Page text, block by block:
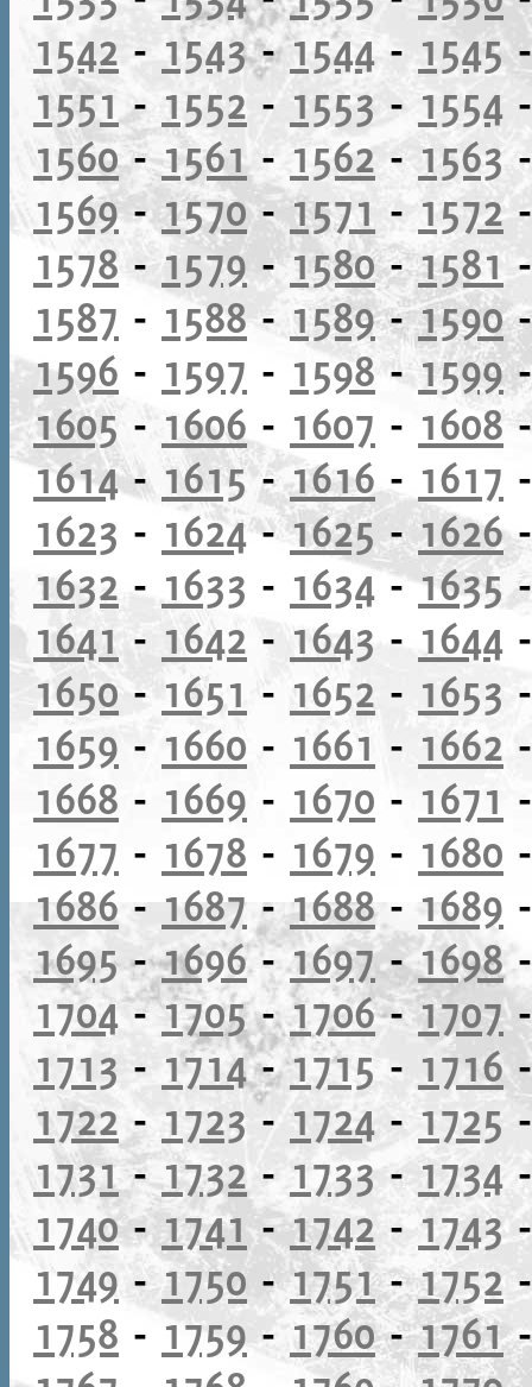
1542 - 1543-1544 - 1545
1551 - 1552 - 1553 - 1554
1560-1561- 1562-1563
1569-1570-1571 -1572
1578 -1579 -1580-1581
1587 - 1588-1589-1590
1596 - 1597 - 1598-1599
1605- 1606 - 1607 - 1608
1614- 1615-1616- 1617
1623 - 1624-1625-1626
1632 - 1633 - 1634-1635
1641 - 1642 - 1643 - 1644
1650-1651 - 1652 - 1653
1659 - 1660 - 1661 - 1662
1668 - 1669 - 1670 - 1671
1677 - 1678 - 1679 - 1680
1686 - 1687 -1688- 1689
1695-1696-1697-1698
1704-1705-1706-1707
1713 - 1714-1715 - 1716
1722 -1723 - 1724-1725
1731-1732 - 1733- 1734
1740-1741-1742-1743
1749 -1750 -1751-1752
1758 - 1759 -1760-1761